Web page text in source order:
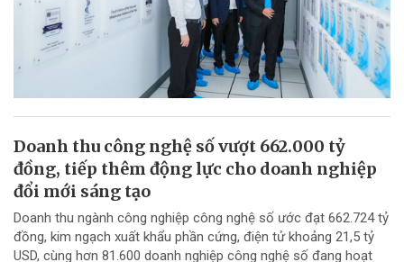
Doanh thu công nghệ số vượt 662.000 tỷ
đồng, tiếp thêm động lực cho doanh nghiệp
đổi mới sáng tạo
Doanh thu ngành công nghiệp công nghệ số ước đạt 662.724 tỷ
đồng, kim ngạch xuất khẩu phần cứng, điện tử khoảng 21,5 tỷ
USD, cùng hơn 81.600 doanh nghiệp công nghệ số đang hoạt